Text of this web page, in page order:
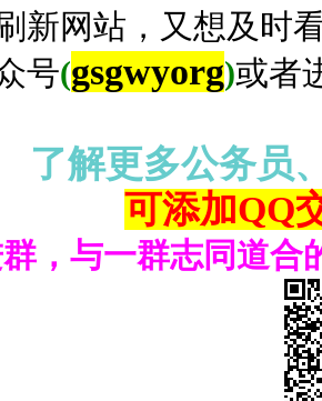
新网站，又想及时
号(gsgwyorg)或者
了解更多公务员
可添加QQ
，与一群志同道合